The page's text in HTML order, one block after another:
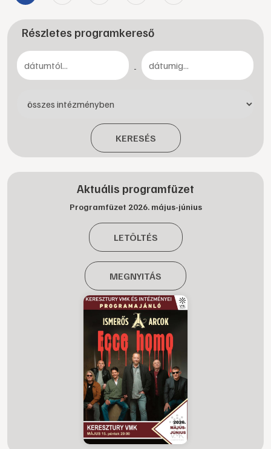
Részletes programkereső
-
KERESÉS
Aktuális programfüzet
Programfüzet 2026. május-június
LETÖLTÉS
MEGNYITÁS